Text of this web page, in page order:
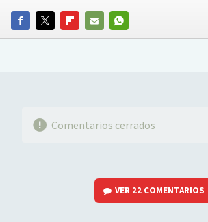
FACEBOOKTWITTERFLIPBOARD
E-
WHATSAPP
Comentarios cerrados
VER 22 COMENTARIOS